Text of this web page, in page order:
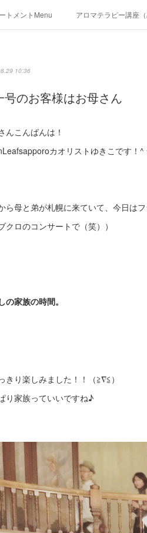
トメントMenu アロマテラピー講座
10:36
号のお客様はお母さん
んこんばんは！
カオリストゆきこです！^
ら母と弟が札幌に来ていて、今日は
クロのコンサートで（笑））
の家族の時間。
きり楽しみました！！（≧∇≦）
り家族っていいですね♪